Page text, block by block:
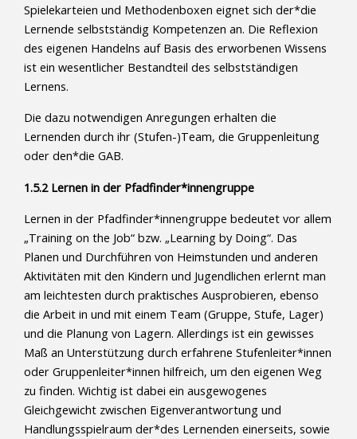
Spielekarteien und Methodenboxen eignet sich der*die
Lernende selbstständig Kompetenzen an. Die Reflexion
des eigenen Handelns auf Basis des erworbenen Wissens
ist ein wesentlicher Bestandteil des selbstständigen
Lernens.
Die dazu notwendigen Anregungen erhalten die
Lernenden durch ihr (Stufen-)Team, die Gruppenleitung
oder den*die GAB.
1.5.2 Lernen in der Pfadfinder*innengruppe
Lernen in der Pfadfinder*innengruppe bedeutet vor allem
„Training on the Job“ bzw. „Learning by Doing“. Das
Planen und Durchführen von Heimstunden und anderen
Aktivitäten mit den Kindern und Jugendlichen erlernt man
am leichtesten durch praktisches Ausprobieren, ebenso
die Arbeit in und mit einem Team (Gruppe, Stufe, Lager)
und die Planung von Lagern. Allerdings ist ein gewisses
Maß an Unterstützung durch erfahrene Stufenleiter*innen
oder Gruppenleiter*innen hilfreich, um den eigenen Weg
zu finden. Wichtig ist dabei ein ausgewogenes
Gleichgewicht zwischen Eigenverantwortung und
Handlungsspielraum der*des Lernenden einerseits, sowie